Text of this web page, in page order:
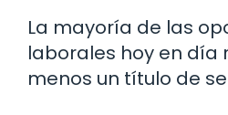
La mayoría de las
laborales hoy en día
menos un título de